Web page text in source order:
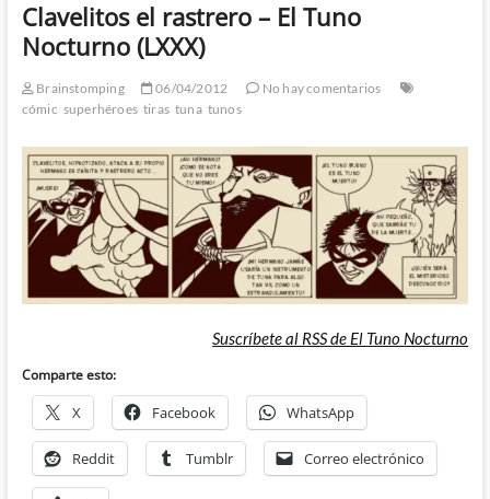
Clavelitos el rastrero – El Tuno
Nocturno (LXXX)
Brainstomping 06/04/2012
No hay comentarios
cómic superhéroes tiras tuna tunos
Suscríbete al RSS de El Tuno Nocturno
Comparte esto:
X Facebook WhatsApp
Reddit Tumblr Correo electrónico